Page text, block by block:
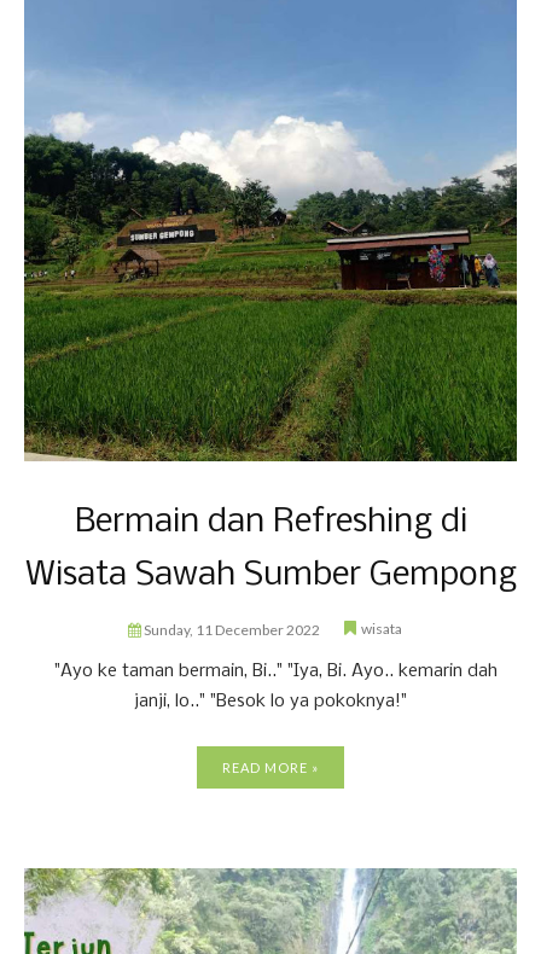
Bermain dan Refreshing di
Wisata Sawah Sumber Gempong
Sunday, 11 December 2022 wisata
"Ayo ke taman bermain, Bi.." "Iya, Bi. Ayo.. kemarin dah
janji, lo.." "Besok lo ya pokoknya!"
READ MORE »